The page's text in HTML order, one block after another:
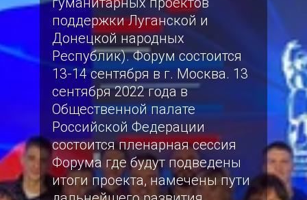
поддержки Луганской и
Донецкой народных
Республик). Форум состоится
13-14 сентября в г. Москва. 13
сентября 2022 года в
Общественной палате
Российской Федерации
состоится пленарная сессия
Форума где будут подведены
итоги проекта, намечены пути